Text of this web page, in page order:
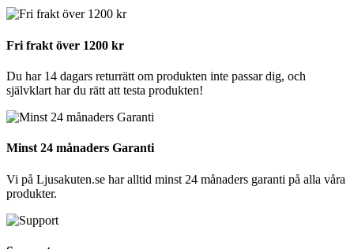
Fri frakt över 1200 kr
Du har 14 dagars returrätt om produkten inte passar dig, och
självklart har du rätt att testa produkten!
Minst 24 månaders Garanti
Vi på Ljusakuten.se har alltid minst 24 månaders garanti på alla våra
produkter.